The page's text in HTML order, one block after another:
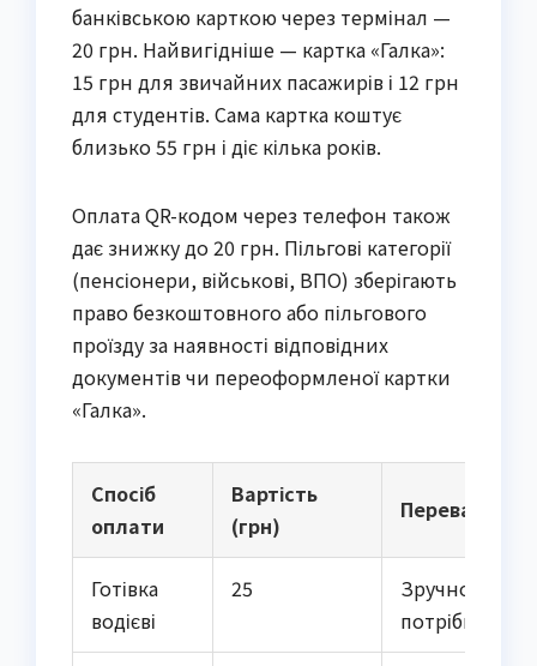
банківською карткою через термінал —
20 грн. Найвигідніше — картка «Галка»:
15 грн для звичайних пасажирів і 12 грн
для студентів. Сама картка коштує
близько 55 грн і діє кілька років.
Оплата QR-кодом через телефон також
дає знижку до 20 грн. Пільгові категорії
(пенсіонери, військові, ВПО) зберігають
право безкоштовного або пільгового
проїзду за наявності відповідних
документів чи переоформленої картки
«Галка».
Спосіб
оплати
Вартість
(грн)
Переваги
Готівка
водієві
25
Зручно, не
потрібні